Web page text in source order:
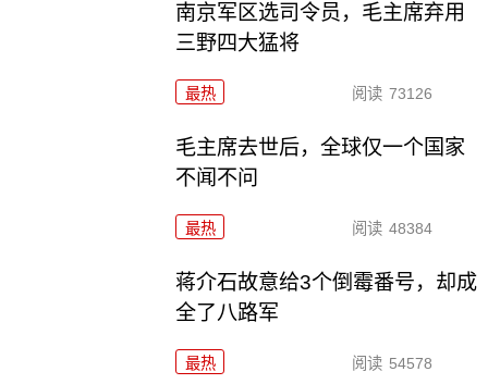
南京军区选司令员，毛主席弃用
三野四大猛将
最热 阅读 73126
毛主席去世后，全球仅一个国家
不闻不问
最热 阅读 48384
蒋介石故意给3个倒霉番号，却成
全了八路军
最热 阅读 54578